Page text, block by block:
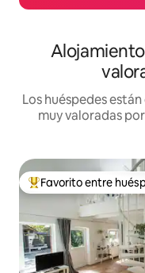
Los huéspedes
muy valoradas
Favorito entre
Favorito entre